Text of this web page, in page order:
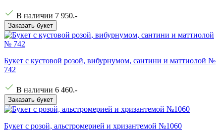
В наличии 7 950.-
Заказать букет
Букет с кустовой розой, вибурнумом, сантини и маттиолой №
742
В наличии 6 460.-
Заказать букет
Букет с розой, альстромерией и хризантемой №1060